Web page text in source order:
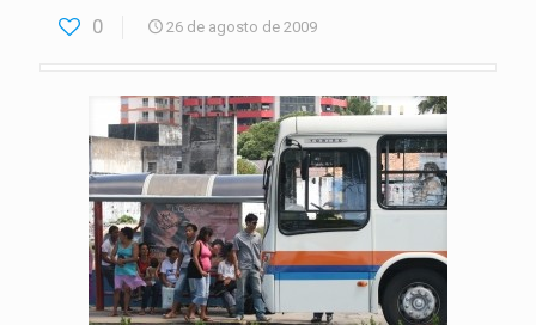
0 26 de agosto de 2009